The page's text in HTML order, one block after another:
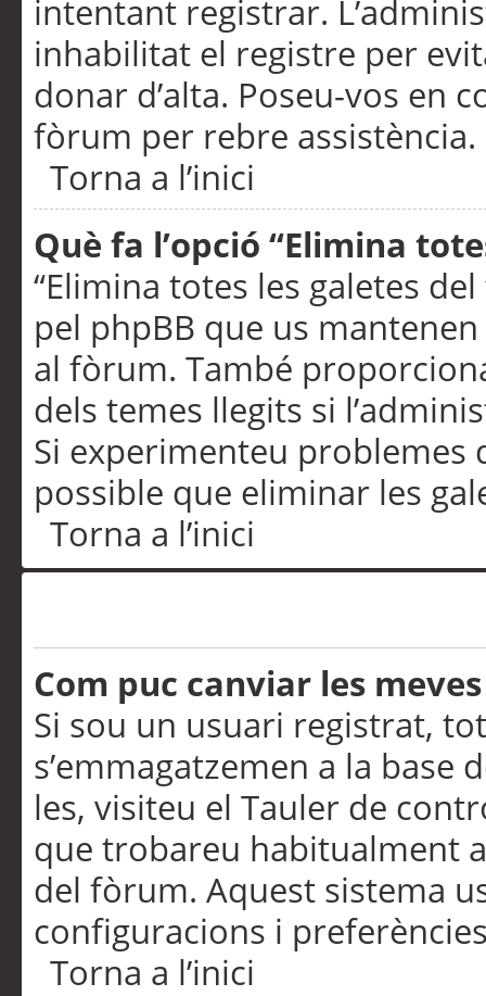
intentant registrar.
inhabilitat el registre per
donar d’alta. Poseu-vos en
fòrum per rebre assistència.
Torna a l’inici
Què fa l’opció “Elimina
“Elimina totes les galetes
pel phpBB que us
al fòrum. També
dels temes llegits si
Si experimenteu problemes
possible que eliminar les
Torna a l’inici
Com puc canviar les
Si sou un usuari registrat,
s’emmagatzemen a la
les, visiteu el Tauler de
que trobareu habitualment
del fòrum. Aquest sistema
configuracions i
Torna a l’inici